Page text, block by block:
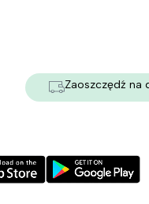
Zaoszczędź na